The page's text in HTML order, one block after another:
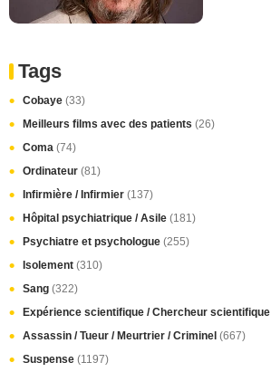
Tags
Cobaye (33)
Meilleurs films avec des patients (26)
Coma (74)
Ordinateur (81)
Infirmière / Infirmier (137)
Hôpital psychiatrique / Asile (181)
Psychiatre et psychologue (255)
Isolement (310)
Sang (322)
Expérience scientifique / Chercheur scientifique
Assassin / Tueur / Meurtrier / Criminel (667)
Suspense (1197)